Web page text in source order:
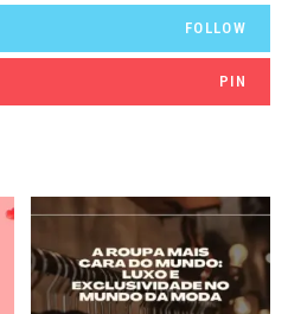
FOLLOW
PIN